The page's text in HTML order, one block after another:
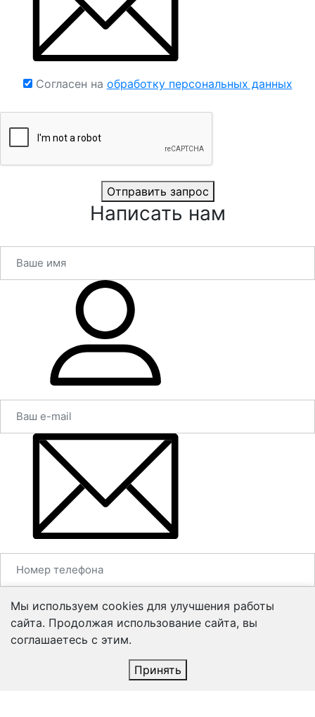
Мы используем cookies для улучшения работы
сайта. Продолжая использование сайта, вы
соглашаетесь с этим.
Принять
Согласен на обработку персональных данных
Отправить запрос
Написать нам